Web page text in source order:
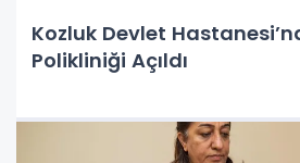
Kozluk Devlet
Polikliniği Açıldı